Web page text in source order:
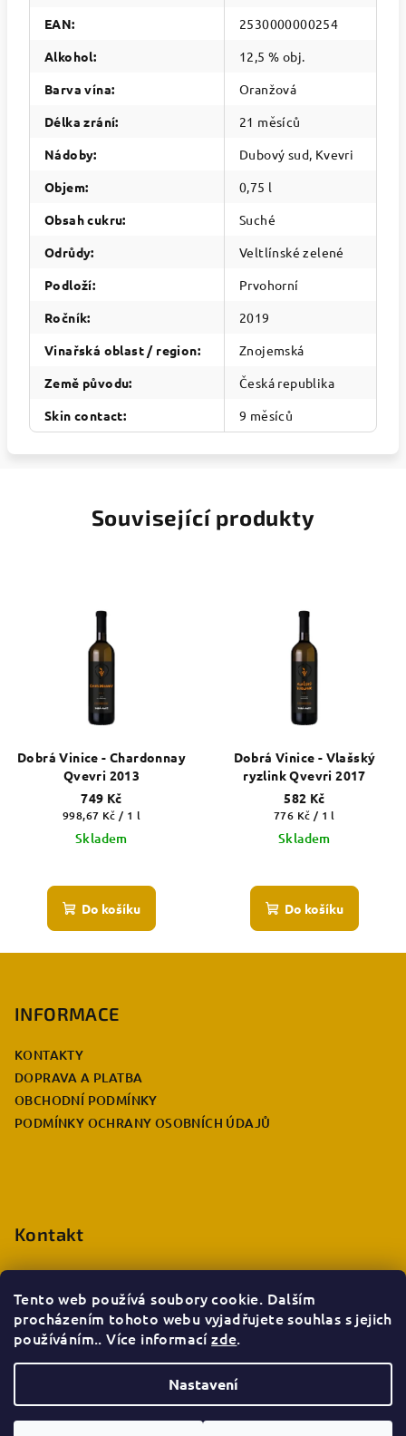
Tento web používá soubory cookie. Dalším
procházením tohoto webu vyjadřujete souhlas s jejich
používáním.. Více informacízde.
Nastavení
EAN:
2530000000254
Alkohol:
12,5 % obj.
Barva vína:
Oranžová
Délka zrání:
21 měsíců
Nádoby:
Dubový sud, Kvevri
Objem:
0,75 l
Obsah cukru:
Suché
Odrůdy:
Veltlínské zelené
Podloží:
Prvohorní
Ročník:
2019
Vinařská oblast / region:
Znojemská
Země původu:
Česká republika
Skin contact: 9 měsíců
Související produkty
Dobrá Vinice - Chardonnay
Qvevri 2013
749 Kč
Měrná
cena:
998,67 Kč / 1 l
Skladem
Do košíku
Dobrá Vinice - Vlašský
ryzlink Qvevri 2017
582 Kč
Měrná
cena:
776 Kč / 1 l
Skladem
Do košíku
INFORMACE
KONTAKTY
DOPRAVA A PLATBA
OBCHODNÍ PODMÍNKY
PODMÍNKY OCHRANY OSOBNÍCH ÚDAJŮ
Kontakt
eshop.info@deccabulla.cz
+420 735 026 980
Decca bulla e-shop
vyhrazena.